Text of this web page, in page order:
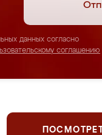
данных согласно
соглашению